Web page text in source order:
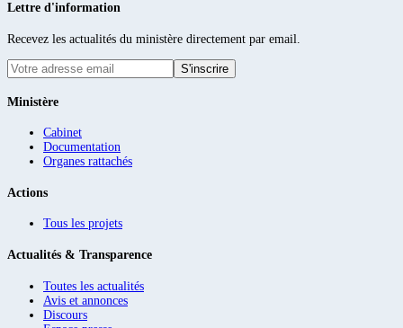
Lettre d'information
Recevez les actualités du ministère directement par email.
S'inscrire
Ministère
Cabinet
Documentation
Organes rattachés
Actions
Tous les projets
Actualités & Transparence
Toutes les actualités
Avis et annonces
Discours